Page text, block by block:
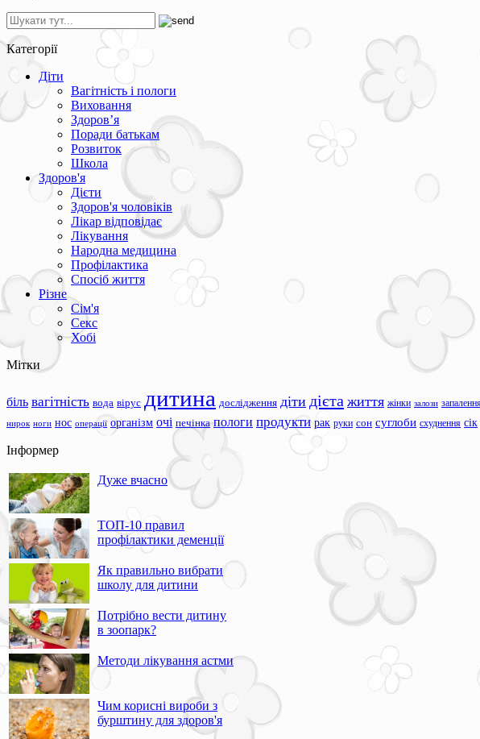
Категорії
Діти
Вагітність і пологи
Виховання
Здоров’я
Поради батькам
Розвиток
Школа
Здоров'я
Дієти
Здоров'я чоловіків
Лікар відповідає
Лікування
Народна медицина
Профілактика
Спосіб життя
Різне
Сім'я
Секс
Хобі
Мітки
біль вагітність вода вірус дитина дослідження діти дієта життя жінки залози
нирок ноги нос операції організм очі печінка пологи продукти рак руки сон суглоби схуднення сік
Інформер
Дуже вчасно
ТОП-10 правил
профілактики деменції
Як правильно вибрати
школу для дитини
Потрібно вести дитину
в зоопарк?
Методи лікування астми
Чим корисні вироби з
бурштину для здоров'я